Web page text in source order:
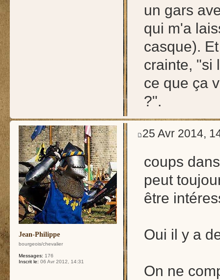
un gars
qui m'a
casque).
crainte, "si
ce que ça
?".
Jean-Philippe
bourgeois/chevalier
Messages: 176
Inscrit le: 06 Avr 2012, 14:31
25 Avr 2014,
coups
peut
être
Oui il y a
On ne